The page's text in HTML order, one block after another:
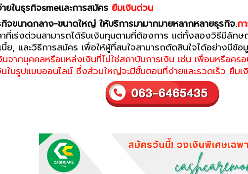
ยในธุรกิจsmeและการสมัคร ยืมเงินด่วน
จขนาดกลาง-ขนาดใหญ่ ให้บริการมามากมายหลากหลายธุรกิจ.ก
ที่เร่งด่วนสามารถได้รับเงินทุนตามที่ต้องการ แต่ทั้งสองวิธีมีลัก
ย, และวิธีการสมัคร เพื่อให้ผู้ที่สนใจสามารถตัดสินใจได้อย่างมีข้
จากบุคคลหรือแหล่งเงินที่ไม่ใช่สถาบันการเงิน เช่น เพื่อนหรือค
ในรูปแบบออนไลน์ ซึ่งส่วนใหญ่จะมีขั้นตอนที่ง่ายและรวดเร็ว ยืมเ